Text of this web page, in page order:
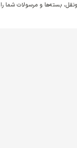
بسته‌ها و مرسولات